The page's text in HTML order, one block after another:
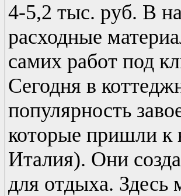
4-5,2 тыс. руб. В
расходные
самих работ под
Сегодня в
популярность
которые пришли к
Италия). Они
для отдыха.